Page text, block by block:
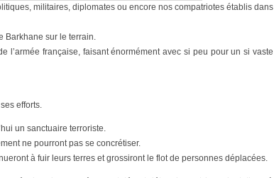
militaires, diplomates ou encore nos compatriotes établis dans
Barkhane sur le terrain.
l’armée française, faisant énormément avec si peu pour un si vaste
efforts.
un sanctuaire terroriste.
ne pourront pas se concrétiser.
à fuir leurs terres et grossiront le flot de personnes déplacées.